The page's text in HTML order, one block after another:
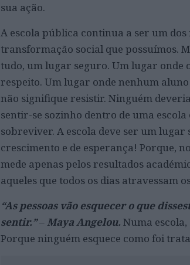
sua ação.
A escola pública continua a ser um
transformação social que possuímos.
tudo, um lugar seguro. Um lugar onde
respeito. Um lugar onde nenhum
não signifique resistir. Ninguém
sentir-se sozinho dentro de uma
sobreviver. A escola deve ser um lugar
crescimento e de esperança! Porque,
mede apenas pelos resultados
aqueles que todos os dias atravessam
“As pessoas vão esquecer o que
sentir.”– Maya Angelou. Numa
Porque ninguém esquece como foi